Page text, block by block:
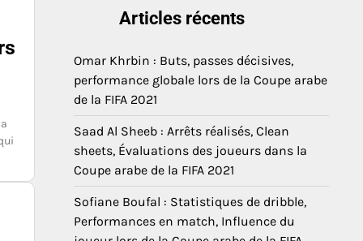
Articles récents
Omar Khrbin : Buts, passes décisives,
performance globale lors de la Coupe arabe
de la FIFA 2021
Saad Al Sheeb : Arrêts réalisés, Clean
sheets, Évaluations des joueurs dans la
Coupe arabe de la FIFA 2021
Sofiane Boufal : Statistiques de dribble,
Performances en match, Influence du